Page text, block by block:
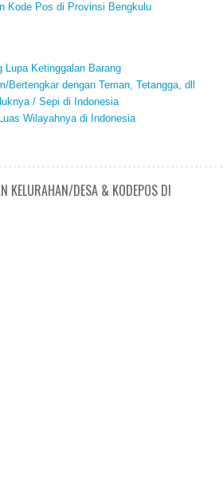
Kode Pos di Provinsi Bengkulu
Lupa Ketinggalan Barang
dengan Teman, Tetangga, dll
/ Sepi di Indonesia
Wilayahnya di Indonesia
KELURAHAN/DESA & KODEPOS DI